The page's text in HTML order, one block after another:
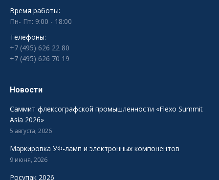
Время работы:
Пн- Пт: 9:00 - 18:00
Телефоны:
+7 (495) 626 22 80
+7 (495) 626 70 19
Новости
Саммит флексографской промышленности «Flexo Summit
Asia 2026»
5 августа, 2026
Маркировка УФ-ламп и электронных компонентов
9 июня, 2026
Росупак 2026